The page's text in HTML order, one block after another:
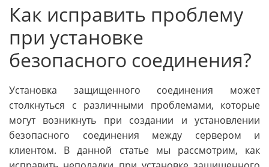
Как исправить проблему
при установке
безопасного соединения?
Установка защищенного соединения может
столкнуться с различными проблемами, которые
могут возникнуть при создании и установлении
безопасного соединения между сервером и
клиентом. В данной статье мы рассмотрим, как